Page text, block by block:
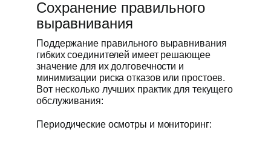
Сохранение правильного
выравнивания
Поддержание правильного выравнивания
гибких соединителей имеет решающее
значение для их долговечности и
минимизации риска отказов или простоев.
Вот несколько лучших практик для текущего
обслуживания:
Периодические осмотры и мониторинг: